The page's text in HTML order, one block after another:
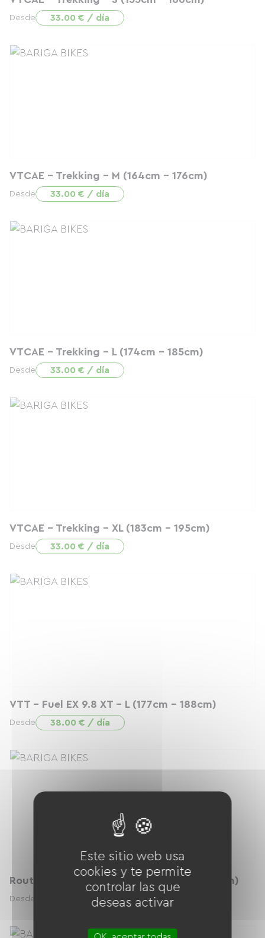
Desde 33.00 € / día
VTCAE - Trekking - M (164cm - 176cm)
Desde 33.00 € / día
VTCAE - Trekking - L (174cm - 185cm)
Desde 33.00 € / día
VTCAE - Trekking - XL (183cm - 195cm)
Desde 33.00 € / día
VTT - Fuel EX 9.8 XT - L (177cm - 188cm)
Desde 38.00 € / día
Route - Supersix EVO 3 - 54 (170cm - 180cm)
Desde 33.00 € / día
Este sitio web usa
cookies y te permite
controlar las que
deseas activar